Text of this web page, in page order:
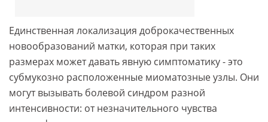
Единственная локализация доброкачественных
новообразований матки, которая при таких
размерах может давать явную симптоматику - это
субмукозно расположенные миоматозные узлы. Они
могут вызывать болевой синдром разной
интенсивности: от незначительного чувства